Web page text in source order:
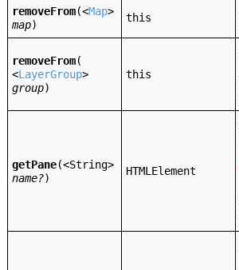
removeFrom(<Map>
map)
this
removeFrom(
<LayerGroup>
group)
this
getPane(<String>
name?)
HTMLElement